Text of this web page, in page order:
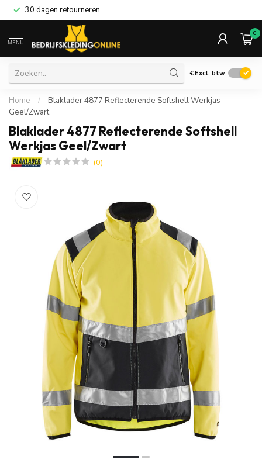
30 dagen retourneren
MENU
0
€Excl. btw
Home /
Blaklader 4877 Reflecterende Softshell Werkjas
Geel/Zwart
Blaklader 4877 Reflecterende Softshell
Werkjas Geel/Zwart
(0)